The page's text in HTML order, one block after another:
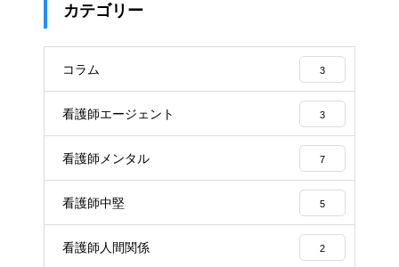
カテゴリー
コラム 3
看護師エージェント 3
看護師メンタル 7
看護師中堅 5
看護師人間関係 2